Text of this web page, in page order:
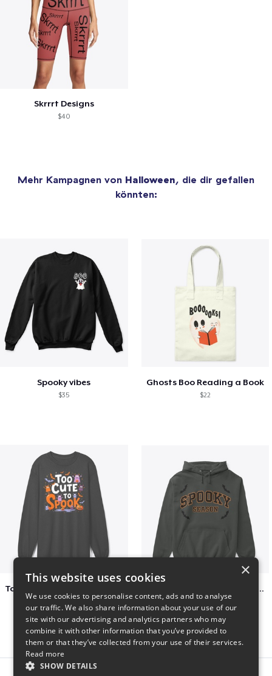
Skrrrt Designs
$40
Mehr Kampagnen von Halloween, die dir gefallen
könnten:
Spooky vibes
$35
Ghosts Boo Reading a Book
$22
Varsity Halloween Spooky Season Letter
×
This website uses cookies
We use cookies to personalise content, ads and to analyse
our traffic. We also share information about your use of our
site with our advertising and analytics partners who may
combine it with other information that you’ve provided to
them or that they’ve collected from your use of their services.
Read more
SHOW DETAILS